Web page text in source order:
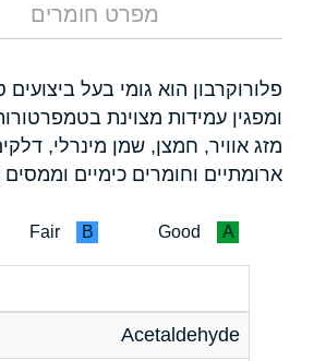
מפרט חומרים
פלורוקרבון הוא גומי בעל
ומפגין עמידות מצוינת
מזג אוויר, חמצן, שמן מינרלי,
ארומתיים וחומרים כימיים וממסים
A
Good
B
Fair
Acetaldehyde